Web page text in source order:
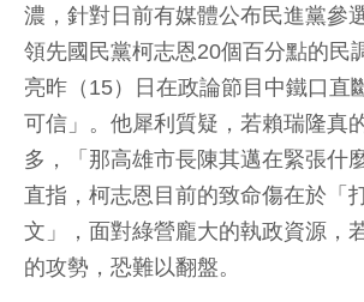
濃，針對日前有媒體公布民進黨參
領先國民黨柯志恩20個百分點的民
亮昨（15）日在政論節目中鐵口直
可信」。他犀利質疑，若賴瑞隆真
多，「那高雄市長陳其邁在緊張什
直指，柯志恩目前的致命傷在於「
文」，面對綠營龐大的執政資源，
的攻勢，恐難以翻盤。